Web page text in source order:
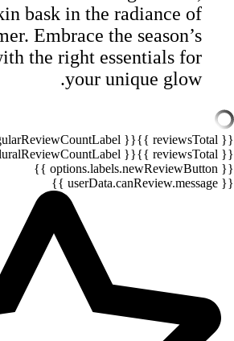
bask in the radiance of
Embrace the season’s
the right essentials for
your unique glow.
{{ reviewsTotal }}
{{ options.labels.singularReviewCountLabel }}
{{ reviewsTotal }}
{{ options.labels.pluralReviewCountLabel }}
{{ options.labels.newReviewButton }}
{{ userData.canReview.message }}